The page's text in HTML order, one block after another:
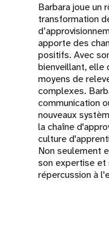
Barbara joue un
transformation
apporte des
positifs. Avec
bienveillant, elle
moyens de
complexes.
communication
nouveaux
la chaîne
culture
Non seulement
son expertise et
répercussion à